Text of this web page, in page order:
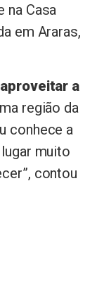
na Casa
em Araras,
a
região da
conhece a
muito
contou